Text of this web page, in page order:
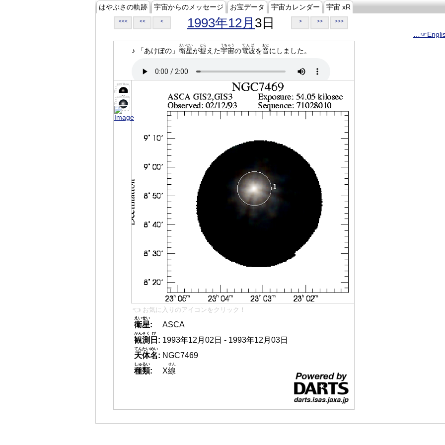
はやぶさの軌跡 宇宙からのメッセージ お宝データ 宇宙カレンダー 宇宙 xR
<<< << < 1993年12月 3日 > >> >>>
♪ 「あけぼの」 衛星
えいせい
が捉
とら
えた宇宙
うちゅう
の電波
でんぱ
を音
おと
にしました。
👈 お気に入りのアイコンをクリック！
衛星
えいせい
:
ASCA
観測
かんそく
日
び
: 1993年12月02日 - 1993年12月03日
天体名
てんたいめい
: NGC7469
種類
しゅるい
: X線
せん